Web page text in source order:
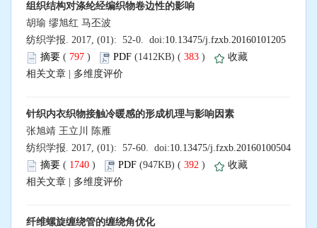
组织结构对涤纶经编织物卷边性的影响
胡瑜 缪旭红 马丕波
纺织学报. 2017, (01): 52-0. doi:10.13475/j.fzxb.20160101205
摘要 ( 797 ) PDF (1412KB) ( 383 )
收藏
相关文章
多维度评价
针织内衣织物接触冷暖感的形成机理与影响因素
张旭靖 王立川 陈雁
纺织学报. 2017, (01): 57-60. doi:10.13475/j.fzxb.20160100504
摘要 ( 1740 ) PDF (947KB) ( 392 )
收藏
相关文章
多维度评价
纤维螺旋缠绕管的缠绕角优化